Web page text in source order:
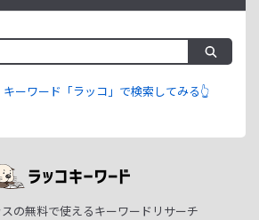
キーワード「ラッコ」で検索してみる👆
の無料で使えるキーワードリサーチ